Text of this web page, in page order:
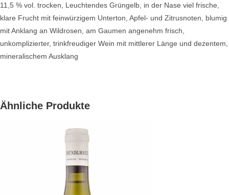
11,5 % vol. trocken, Leuchtendes Grüngelb, in der Nase viel frische,
klare Frucht mit feinwürzigem Unterton, Apfel- und Zitrusnoten, blumig
mit Anklang an Wildrosen, am Gaumen angenehm frisch,
unkomplizierter, trinkfreudiger Wein mit mittlerer Länge und dezentem,
mineralischem Ausklang
Ähnliche Produkte